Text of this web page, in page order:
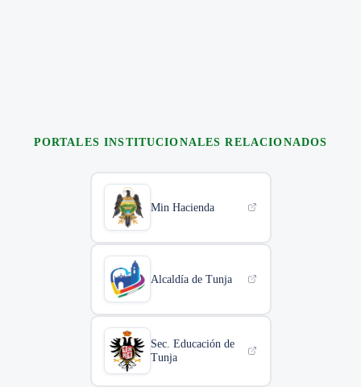
PORTALES INSTITUCIONALES RELACIONADOS
Min Hacienda
Alcaldía de Tunja
Sec. Educación de
Tunja